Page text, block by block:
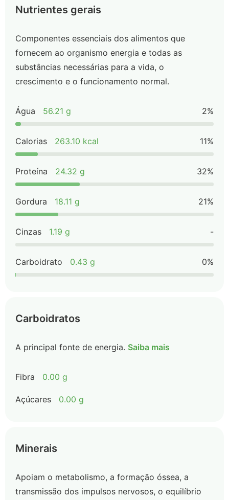
Nutrientes gerais
Componentes essenciais dos alimentos que
fornecem ao organismo energia e todas as
substâncias necessárias para a vida, o
crescimento e o funcionamento normal.
Água 56.21 g 2%
Calorias 263.10 kcal 11%
Proteína 24.32 g 32%
Gordura 18.11 g 21%
Cinzas 1.19 g -
Carboidrato 0.43 g 0%
Carboidratos
A principal fonte de energia. Saiba mais
Fibra 0.00 g
Açúcares 0.00 g
Minerais
Apoiam o metabolismo, a formação óssea, a
transmissão dos impulsos nervosos, o equilíbrio